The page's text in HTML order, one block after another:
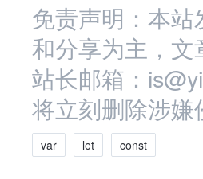
免责声明：本
和分享为主，
站长邮箱：
将立刻删除涉嫌
var let const